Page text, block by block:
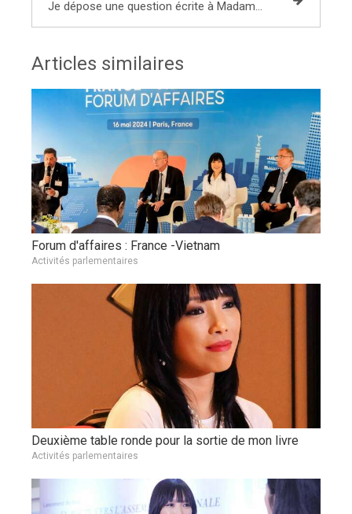
Je dépose une question écrite à Madame Elisabeth MORENO, ministre déléguée auprès du Premier ministre
Articles similaires
Forum d'affaires : France -Vietnam
Activités parlementaires
Deuxième table ronde pour la sortie de mon livre
Activités parlementaires